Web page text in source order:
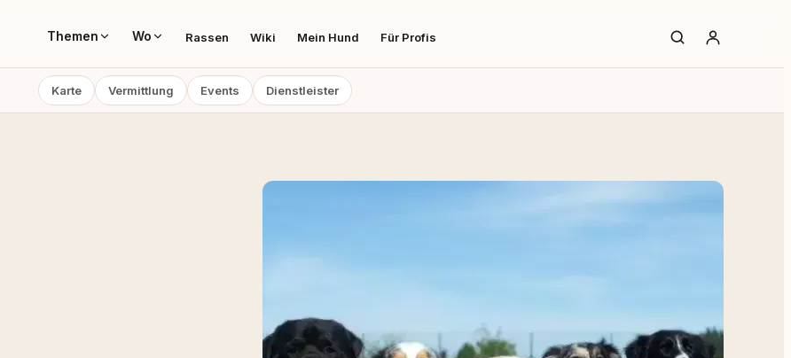
Themen Wo Rassen Wiki Mein Hund Für Profis
Karte Vermittlung Events Dienstleister